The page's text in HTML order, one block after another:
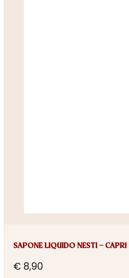
SAPONE LIQUIDO NESTI – CAPRI
€ 8,90